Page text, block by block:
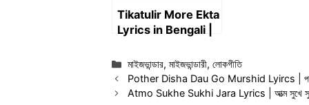
Tikatulir More Ekta
Lyrics in Bengali |
Matin Chowdhury
Categories
মাইজভান্ডার,মাইজভান্ডারী,লোকগীতি
Pother Disha Dau Go Murshid Lyircs | পথের
Atmo Sukhe Sukhi Jara Lyrics | আত্ম সুখে